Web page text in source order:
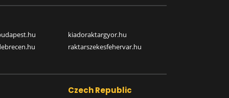
kiadoraktargyor.hu
raktarszekesfehervar.hu
Czech Republic